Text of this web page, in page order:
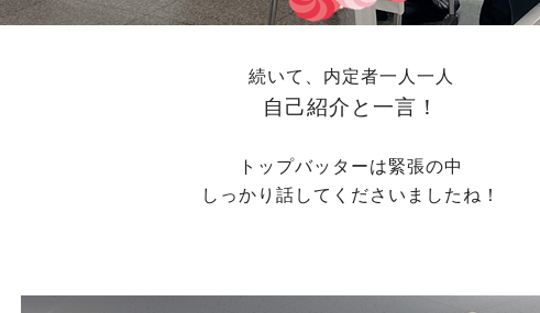
続いて、内定者一人一人
自己紹介と一言！
トップバッターは緊張の中
しっかり話してくださいましたね！